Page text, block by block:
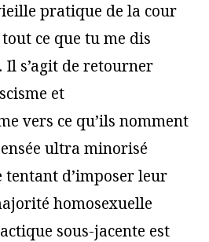
pratique de la cour
ce que tu me dis
s’agit de retourner
et
vers ce qu’ils nomment
ultra minorisé
tentant d’imposer leur
homosexuelle
sous-jacente est